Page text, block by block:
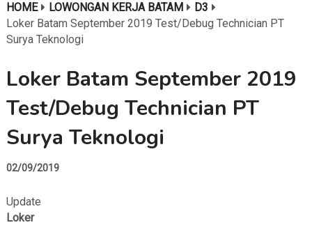
HOME LOWONGAN KERJA BATAM
D3
Loker Batam September 2019 Test/Debug Technician PT
Surya Teknologi
Loker Batam September 2019
Test/Debug Technician PT
Surya Teknologi
02/09/2019
Update
Loker